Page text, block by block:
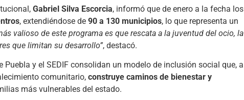
Gabriel Silva Escorcia, informó que de enero a la fecha los
, extendiéndose de 90 a 130 municipios, lo que representa un
valioso de este programa es que rescata a la juventud del ocio, la
que limitan su desarrollo”, destacó.
Puebla y el SEDIF consolidan un modelo de inclusión social que, a
comunitario, construye caminos de bienestar y
más vulnerables del estado.